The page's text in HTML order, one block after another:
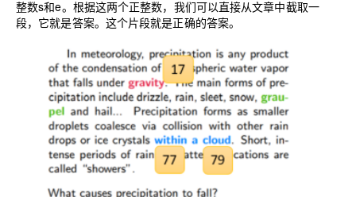
整数s和e。根据这两个正整数，我们可以直接从文章中截取一
段，它就是答案。这个片段就是正确的答案。